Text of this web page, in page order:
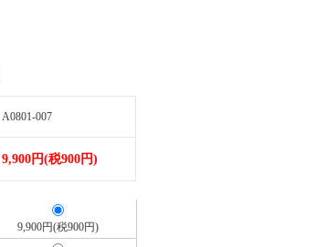
A0801-007
9,900円(税900円)
9,900円(税900円)